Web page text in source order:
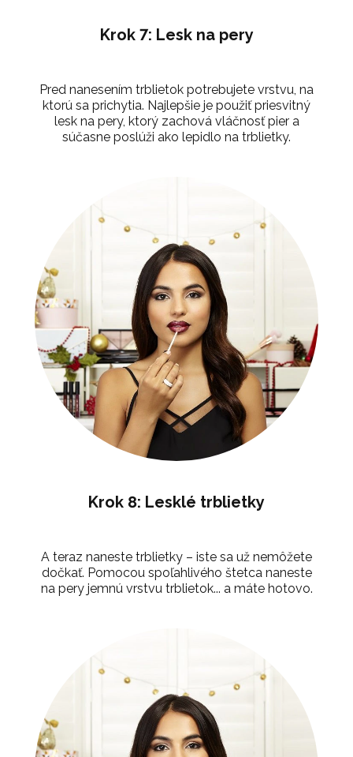
Krok 7: Lesk na pery
Pred nanesením trblietok potrebujete vrstvu, na
ktorú sa prichytia. Najlepšie je použiť priesvitný
lesk na pery, ktorý zachová vláčnosť pier a
súčasne poslúži ako lepidlo na trblietky.
Krok 8: Lesklé trblietky
A teraz naneste trblietky – iste sa už nemôžete
dočkať. Pomocou spoľahlivého štetca naneste
na pery jemnú vrstvu trblietok... a máte hotovo.